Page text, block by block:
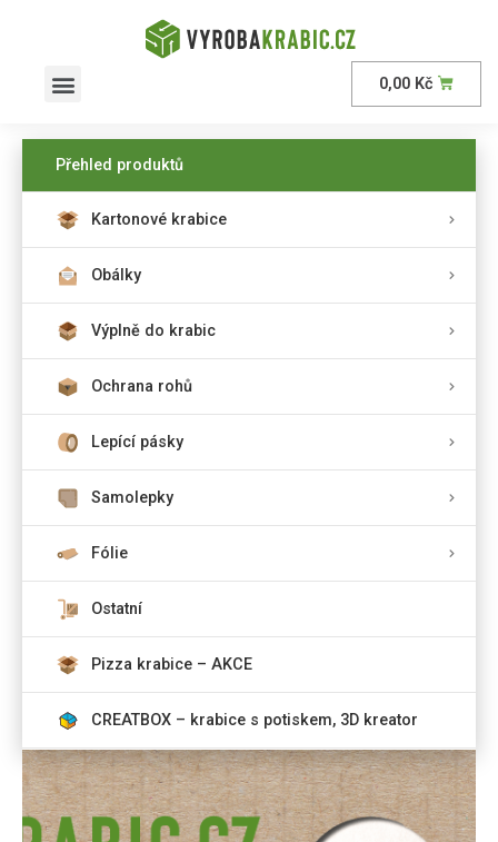
0,00 Kč
Přehled produktů
Kartonové krabice
Obálky
Výplně do krabic
Ochrana rohů
Lepící pásky
Samolepky
Fólie
Ostatní
Pizza krabice – AKCE
CREATBOX – krabice s potiskem, 3D kreator